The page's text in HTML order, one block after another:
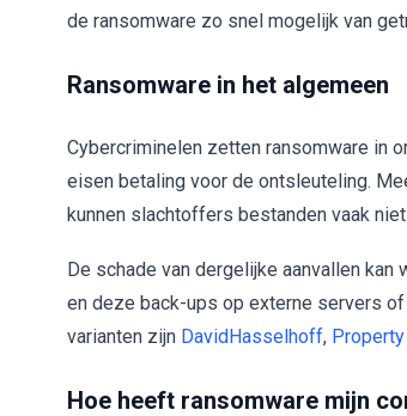
de ransomware zo snel mogelijk van
Ransomware in het algemeen
Cybercriminelen zetten ransomware in
eisen betaling voor de ontsleuteling.
kunnen slachtoffers bestanden vaak
De schade van dergelijke aanvallen
en deze back-ups op externe servers
varianten zijn DavidHasselhoff,
Hoe heeft ransomware mijn